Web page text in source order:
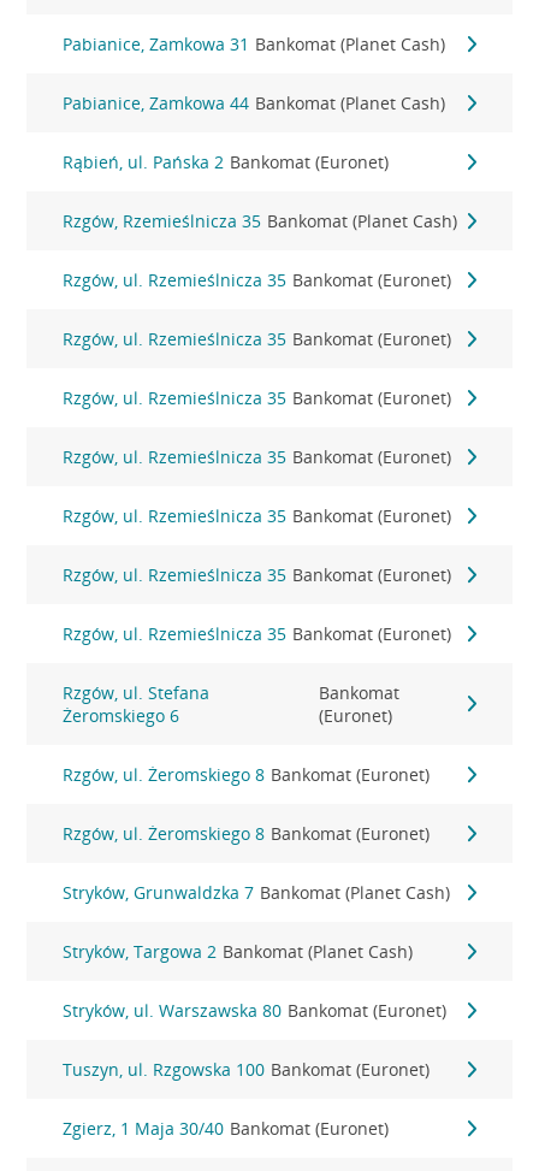
Pabianice, Zamkowa 31 Bankomat (Planet Cash)
Pabianice, Zamkowa 44 Bankomat (Planet Cash)
Rąbień, ul. Pańska 2 Bankomat (Euronet)
Rzgów, Rzemieślnicza 35 Bankomat (Planet Cash)
Rzgów, ul. Rzemieślnicza 35 Bankomat (Euronet)
Rzgów, ul. Rzemieślnicza 35 Bankomat (Euronet)
Rzgów, ul. Rzemieślnicza 35 Bankomat (Euronet)
Rzgów, ul. Rzemieślnicza 35 Bankomat (Euronet)
Rzgów, ul. Rzemieślnicza 35 Bankomat (Euronet)
Rzgów, ul. Rzemieślnicza 35 Bankomat (Euronet)
Rzgów, ul. Rzemieślnicza 35 Bankomat (Euronet)
Rzgów, ul. Stefana
Żeromskiego 6
Bankomat
(Euronet)
Rzgów, ul. Żeromskiego 8 Bankomat (Euronet)
Rzgów, ul. Żeromskiego 8 Bankomat (Euronet)
Stryków, Grunwaldzka 7 Bankomat (Planet Cash)
Stryków, Targowa 2 Bankomat (Planet Cash)
Stryków, ul. Warszawska 80 Bankomat (Euronet)
Tuszyn, ul. Rzgowska 100 Bankomat (Euronet)
Zgierz, 1 Maja 30/40 Bankomat (Euronet)